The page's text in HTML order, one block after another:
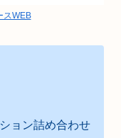
スWEB
ョン詰め合わせ